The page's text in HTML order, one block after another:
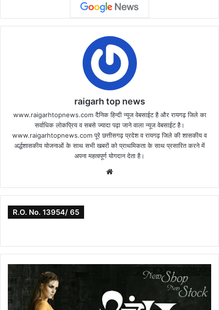
raigarh top news
www.raigarhtopnews.com दैनिक हिन्दी न्यूज वेबसाईट है और रायगढ़ जिले का
सर्वाधिक लोकप्रिय व सबसे ज्यादा पढ़ा जाने वाला न्यूज वेबसाईट है।
www.raigarhtopnews.com पूरे छत्तीसगढ़ प्रदेश व रायगढ़ जिले की शासकीय व
अर्द्धशासकीय योजनाओं के साथ सभी खबरों को प्राथमिकता के साथ प्रसारित करने में
अपना महत्वपूर्ण योगदान देता है।
R.O. No. 13954/ 65